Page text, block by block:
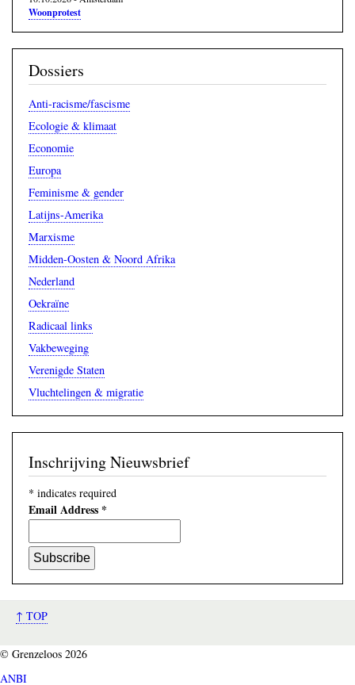
Woonprotest
Dossiers
Anti-racisme/fascisme
Ecologie & klimaat
Economie
Europa
Feminisme & gender
Latijns-Amerika
Marxisme
Midden-Oosten & Noord Afrika
Nederland
Oekraïne
Radicaal links
Vakbeweging
Verenigde Staten
Vluchtelingen & migratie
Inschrijving Nieuwsbrief
* indicates required
Email Address *
↑ TOP
© Grenzeloos 2026
ANBI